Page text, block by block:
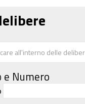
e Numero